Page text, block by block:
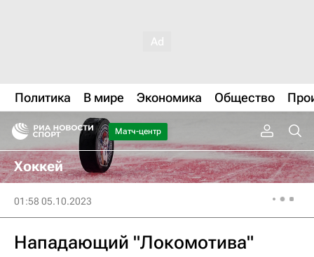
Политика В мире Экономика Общество
Матч-центр
Хоккей
01:58 05.10.2023
Нападающий "Локомотива"